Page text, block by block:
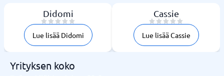
Didomi
Lue lisää Didomi
Cassie
Lue lisää Cassie
Yrityksen koko